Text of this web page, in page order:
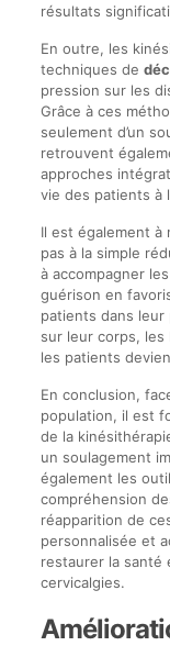
résultats
En outre, les
techniques de
pression sur les
Grâce à ces
seulement d’un
retrouvent
approches
vie des patients à
Il est également à
pas à la simple
à accompagner
guérison en
patients dans
sur leur corps,
les patients
En conclusion,
population, il est
de la
un soulagement
également les
compréhension
réapparition de
personnalisée et
restaurer la
cervicalgies.